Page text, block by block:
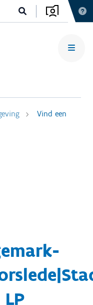
Vind een